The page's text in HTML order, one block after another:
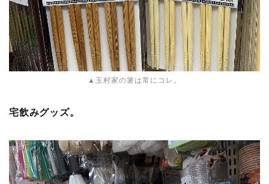
▲玉村家の箸は常にコレ。
宅飲みグッズ。